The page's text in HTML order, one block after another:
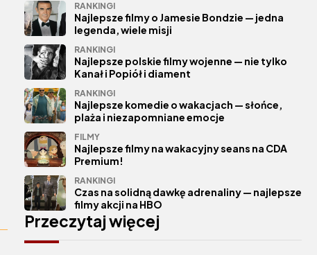
RANKINGI
Najlepsze filmy o Jamesie Bondzie — jedna
legenda, wiele misji
RANKINGI
Najlepsze polskie filmy wojenne — nie tylko
Kanał i Popiół i diament
RANKINGI
Najlepsze komedie o wakacjach — słońce,
plaża i niezapomniane emocje
FILMY
Najlepsze filmy na wakacyjny seans na CDA
Premium!
RANKINGI
Czas na solidną dawkę adrenaliny — najlepsze
filmy akcji na HBO
Przeczytaj więcej